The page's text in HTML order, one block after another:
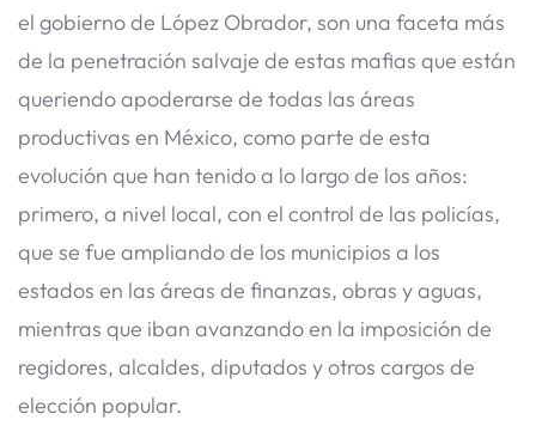
el gobierno de López Obrador, son una faceta más
de la penetración salvaje de estas mafias que están
queriendo apoderarse de todas las áreas
productivas en México, como parte de esta
evolución que han tenido a lo largo de los años:
primero, a nivel local, con el control de las policías,
que se fue ampliando de los municipios a los
estados en las áreas de finanzas, obras y aguas,
mientras que iban avanzando en la imposición de
regidores, alcaldes, diputados y otros cargos de
elección popular.